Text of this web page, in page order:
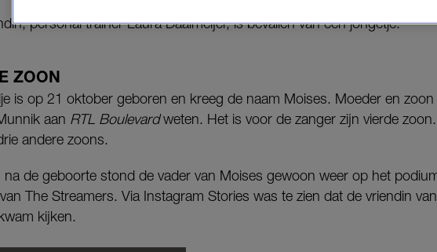
personal trainer Laura Daalmeijer, is bevallen van een jongetje.
ZOON
is op 21 oktober geboren en kreeg de naam Moises. Moeder en
aan RTL Boulevardweten. Het is voor de zanger zijn vierde
andere zoons.
na de geboorte stond de vader van Moises gewoon weer op het
The Streamers. Via Instagram Stories was te zien dat de vriendin
kijken.